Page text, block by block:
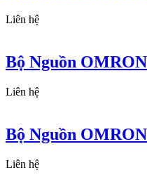
Liên hệ
Bộ Nguồn
Liên hệ
Bộ Nguồn
Liên hệ